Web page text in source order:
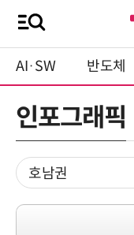
AI·SW 반도체
인포그래픽